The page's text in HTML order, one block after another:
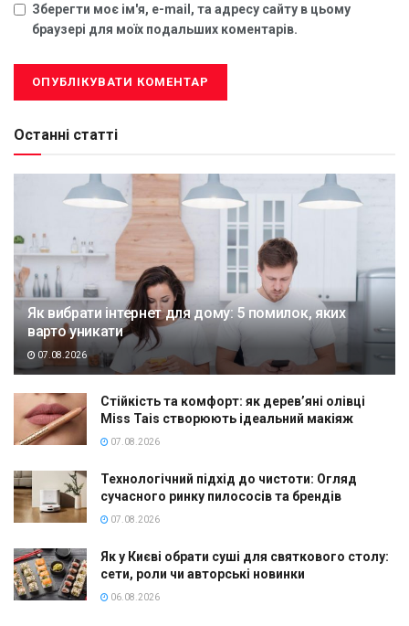
Зберегти моє ім'я, e-mail, та адресу сайту в цьому
браузері для моїх подальших коментарів.
Останні статті
Як вибрати інтернет для дому: 5 помилок, яких
варто уникати
07.08.2026
Стійкість та комфорт: як дерев’яні олівці
Miss Tais створюють ідеальний макіяж
07.08.2026
Технологічний підхід до чистоти: Огляд
сучасного ринку пилососів та брендів
07.08.2026
Як у Києві обрати суші для святкового столу:
сети, роли чи авторські новинки
06.08.2026